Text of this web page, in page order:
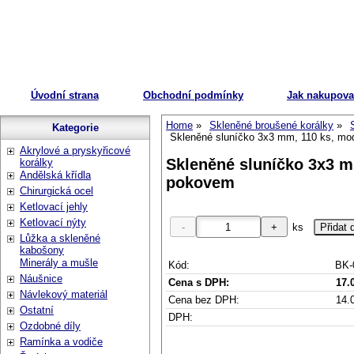
Úvodní strana Obchodní podmínky Jak
Home Skleněné broušené korálky
Skleněné sluníčko 3x3 mm, 110 ks,
Skleněné sluníčko 3x3
pokovem
ks
Kód:
Cena s DPH:
Cena bez DPH:
DPH:
Kategorie
Akrylové a pryskyřicové
korálky
Andělská křídla
Chirurgická ocel
Ketlovací jehly
Ketlovací nýty
Lůžka a skleněné
kabošony
Minerály a mušle
Náušnice
Návlekový materiál
Ostatní
Ozdobné díly
Ramínka a vodiče